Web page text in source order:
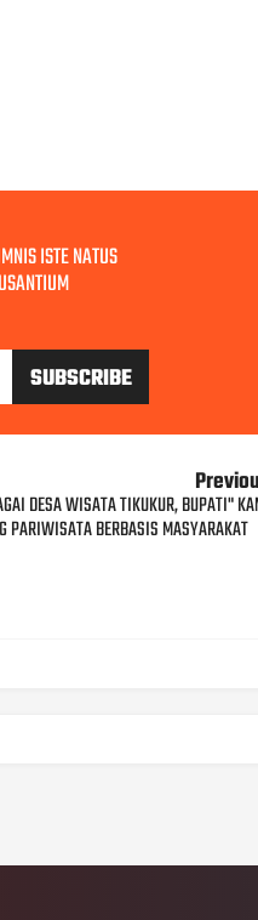
ISTE NATUS
DESA WISATA TIKUKUR, BUPATI"
PARIWISATA BERBASIS MASYARAKAT